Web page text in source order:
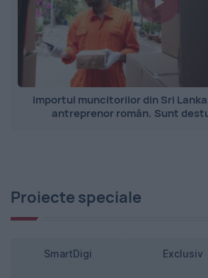
Importul muncitorilor din Sri
antreprenor român. Sunt
Proiecte speciale
SmartDigi Exclusiv